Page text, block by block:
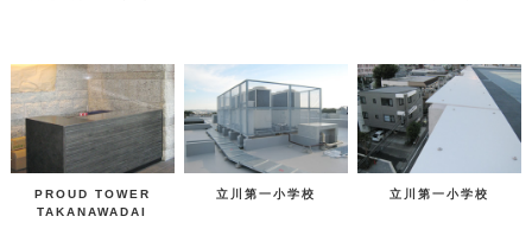
PROUD TOWER
TAKANAWADAI
立川第一小学校 立川第一小学校